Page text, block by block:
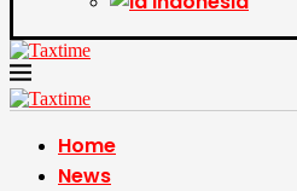
Home
News